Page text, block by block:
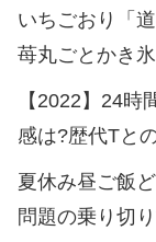
いちごおり「
苺丸ごとかき
【2022】24
感は?歴代Tと
夏休み昼ご飯
問題の乗り切